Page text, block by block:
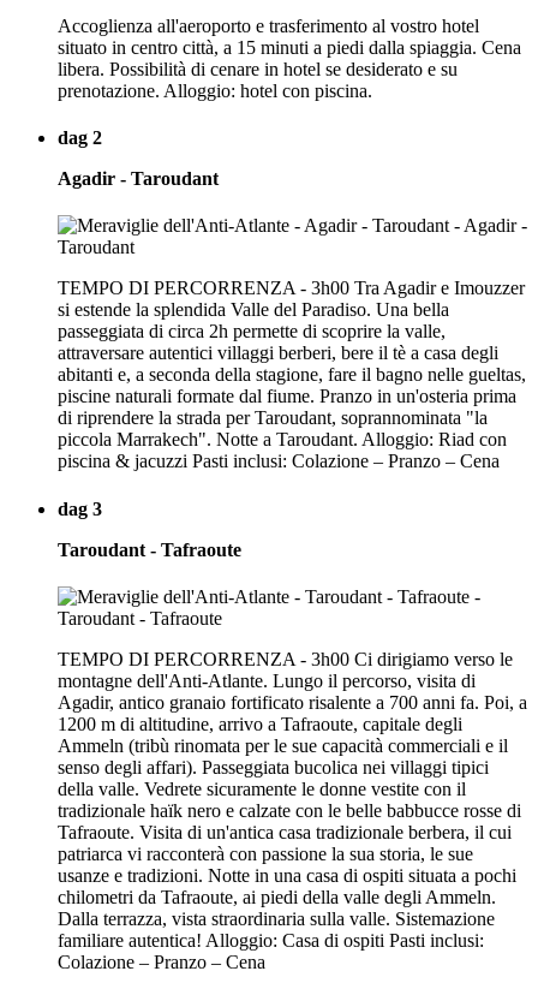
Accoglienza all'aeroporto e trasferimento al vostro hotel
situato in centro città, a 15 minuti a piedi dalla spiaggia. Cena
libera. Possibilità di cenare in hotel se desiderato e su
prenotazione. Alloggio: hotel con piscina.
dag 2
Agadir - Taroudant
TEMPO DI PERCORRENZA - 3h00 Tra Agadir e Imouzzer
si estende la splendida Valle del Paradiso. Una bella
passeggiata di circa 2h permette di scoprire la valle,
attraversare autentici villaggi berberi, bere il tè a casa degli
abitanti e, a seconda della stagione, fare il bagno nelle gueltas,
piscine naturali formate dal fiume. Pranzo in un'osteria prima
di riprendere la strada per Taroudant, soprannominata "la
piccola Marrakech". Notte a Taroudant. Alloggio: Riad con
piscina & jacuzzi Pasti inclusi: Colazione – Pranzo – Cena
dag 3
Taroudant - Tafraoute
TEMPO DI PERCORRENZA - 3h00 Ci dirigiamo verso le
montagne dell'Anti-Atlante. Lungo il percorso, visita di
Agadir, antico granaio fortificato risalente a 700 anni fa. Poi, a
1200 m di altitudine, arrivo a Tafraoute, capitale degli
Ammeln (tribù rinomata per le sue capacità commerciali e il
senso degli affari). Passeggiata bucolica nei villaggi tipici
della valle. Vedrete sicuramente le donne vestite con il
tradizionale haïk nero e calzate con le belle babbucce rosse di
Tafraoute. Visita di un'antica casa tradizionale berbera, il cui
patriarca vi racconterà con passione la sua storia, le sue
usanze e tradizioni. Notte in una casa di ospiti situata a pochi
chilometri da Tafraoute, ai piedi della valle degli Ammeln.
Dalla terrazza, vista straordinaria sulla valle. Sistemazione
familiare autentica! Alloggio: Casa di ospiti Pasti inclusi:
Colazione – Pranzo – Cena